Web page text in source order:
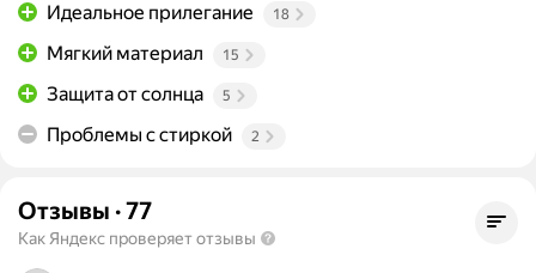
Идеальное прилегание 18
Мягкий материал 15
Защита от солнца 5
Проблемы с стиркой 2
Отзывы ·77
Как Яндекс проверяет отзывы